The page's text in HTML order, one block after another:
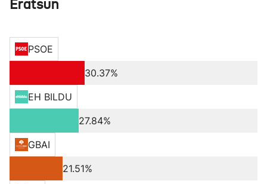
Eratsun
PSOE
30.37%
EH BILDU
27.84%
GBAI
21.51%